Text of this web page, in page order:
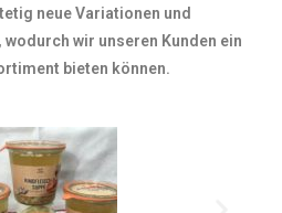
neue Variationen und
wir unseren Kunden ein
bieten können.